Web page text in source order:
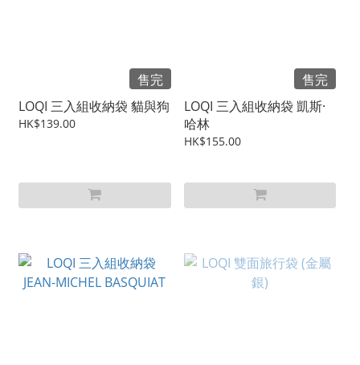
售完
LOQI 三入組收納袋 貓與狗
HK$139.00
售完
LOQI 三入組收納袋 凱斯·
哈林
HK$155.00